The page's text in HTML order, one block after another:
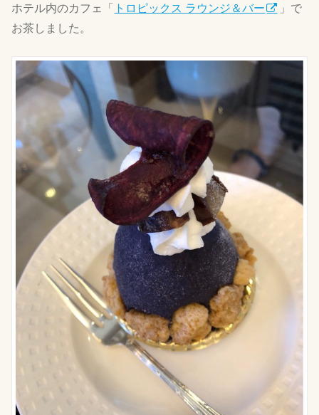
ホテル内のカフェ「 トロピックス ラウンジ＆バー
」で
お茶しました。